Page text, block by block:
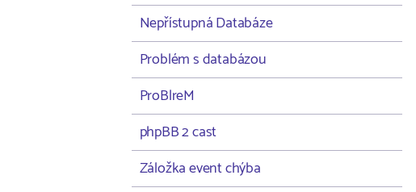
Nepřístupná Databáze
Problém s databázou
ProBlreM
phpBB 2 cast
Záložka event chýba